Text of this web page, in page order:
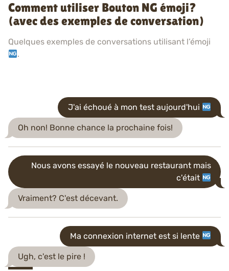
Comment utiliser Bouton NG émoji?
(avec des exemples de conversation)
Quelques exemples de conversations utilisant l’émoji
.
J'ai échoué à mon test aujourd'hui
Oh non! Bonne chance la prochaine fois!
Nous avons essayé le nouveau restaurant mais
c'était
Vraiment? C'est décevant.
Ma connexion internet est si lente
Ugh, c'est le pire !